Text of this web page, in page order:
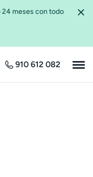
24 meses con todo
910 612 082